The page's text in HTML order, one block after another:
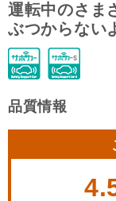
運転中のさま
ぶつからない
品質情報